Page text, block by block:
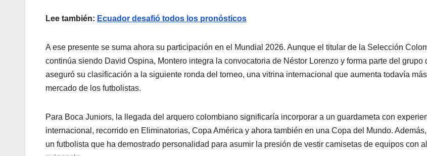
Lee también: Ecuador desafió todos los pronósticos
A ese presente se suma ahora su participación en el Mundial 2026. Aunque el titular de la Selección
continúa siendo David Ospina, Montero integra la convocatoria de Néstor Lorenzo y forma parte del grupo
aseguró su clasificación a la siguiente ronda del torneo, una vitrina internacional que aumenta todavía
mercado de los futbolistas.
Para Boca Juniors, la llegada del arquero colombiano significaría incorporar a un guardameta con
internacional, recorrido en Eliminatorias, Copa América y ahora también en una Copa del Mundo.
un futbolista que ha demostrado personalidad para asumir la presión de vestir camisetas de equipos con